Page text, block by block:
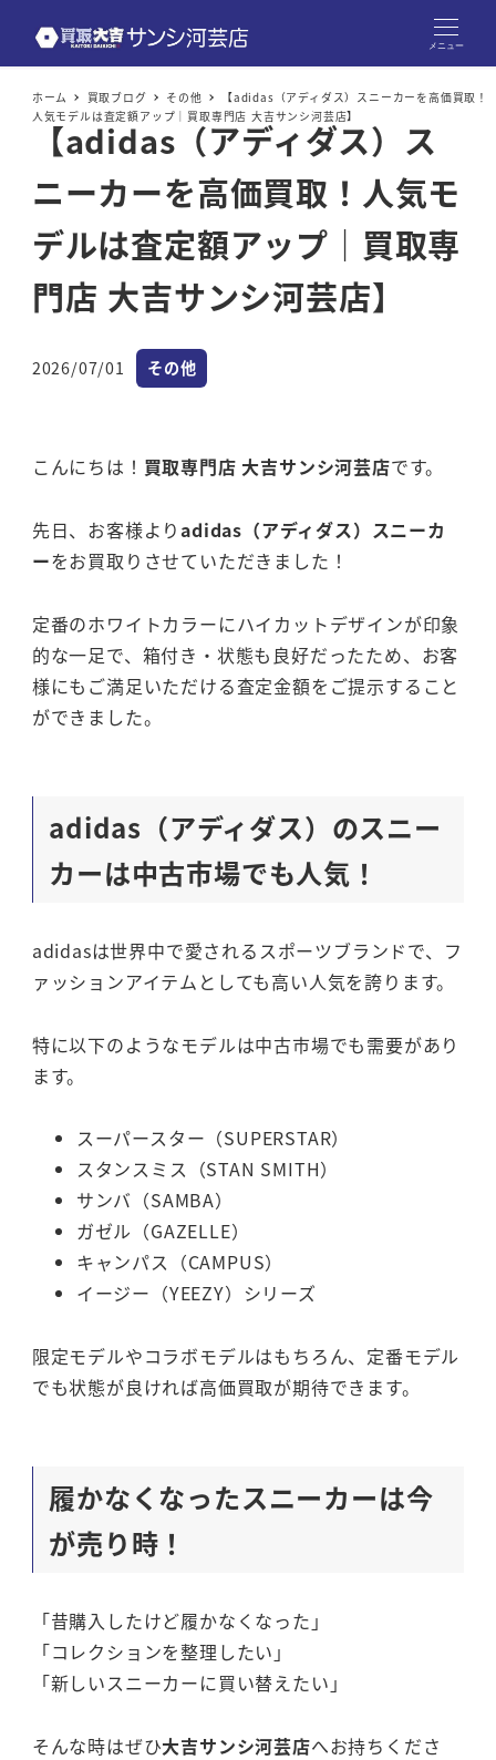
メニュー
ホーム 買取ブログ その他
【adidas（アディダス）スニーカーを高価買取！
人気モデルは査定額アップ｜買取専門店 大吉サンシ河芸店】
【adidas（アディダス）ス
ニーカーを高価買取！人気モ
デルは査定額アップ｜買取専
門店 大吉サンシ河芸店】
投稿日
2026/07/01 カテゴリー
その他
こんにちは！ 買取専門店 大吉サンシ河芸店です。
先日、お客様よりadidas（アディダス）スニーカ
ーをお買取りさせていただきました！
定番のホワイトカラーにハイカットデザインが印象
的な一足で、箱付き・状態も良好だったため、お客
様にもご満足いただける査定金額をご提示すること
ができました。
adidas（アディダス）のスニー
カーは中古市場でも人気！
adidasは世界中で愛されるスポーツブランドで、フ
ァッションアイテムとしても高い人気を誇ります。
特に以下のようなモデルは中古市場でも需要があり
ます。
スーパースター（SUPERSTAR）
スタンスミス（STAN SMITH）
サンバ（SAMBA）
ガゼル（GAZELLE）
キャンパス（CAMPUS）
イージー（YEEZY）シリーズ
限定モデルやコラボモデルはもちろん、定番モデル
でも状態が良ければ高価買取が期待できます。
履かなくなったスニーカーは今
が売り時！
「昔購入したけど履かなくなった」
「コレクションを整理したい」
「新しいスニーカーに買い替えたい」
そんな時はぜひ大吉サンシ河芸店へお持ちくださ